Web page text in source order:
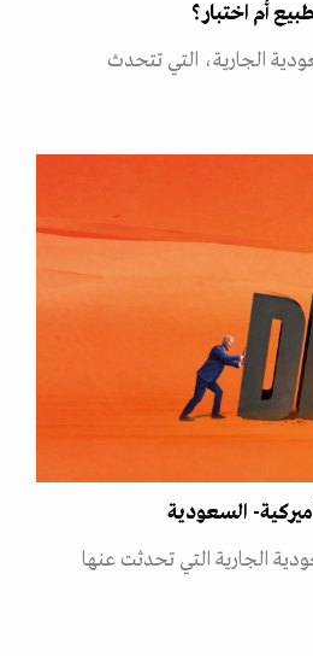
أم اختبار؟
الجارية، التي تتحدث
السعودية
الجارية التي تحدثت عنها